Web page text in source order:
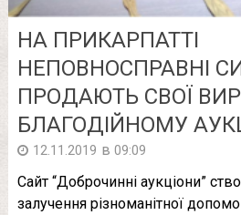
НА ПРИКАРПАТТІ
НЕПОВНОСПРАВНІ
ПРОДАЮТЬ СВОЇ
БЛАГОДІЙНОМУ
12.11.2019 в 09:09
Сайт “Доброчинні аукціони”
залучення різноманітної